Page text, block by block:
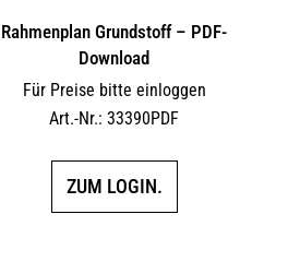
Rahmenplan Grundstoff – PDF-
Download
Für Preise bitte einloggen
Art.-Nr.: 33390PDF
ZUM LOGIN.